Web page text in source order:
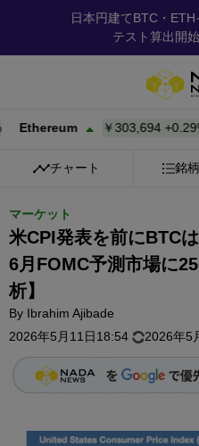
日本円建てBTC・ETH
テスト算出開
￥303,694+ 0.29%
チャート 銘
マーケット
米CPI発表を前にBTC
6月FOMC予測市場に
析】
By Ibrahim Ajibade
2026年5月11日18:54
2026年5